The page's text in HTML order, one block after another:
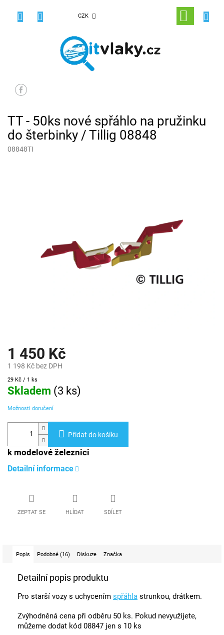
CZK
NÁKUPNÍ
KOŠÍK
TT - 50ks nové spřáhlo na pružinku
do šterbinky / Tillig 08848
08848TI
1 450 Kč
1 198 Kč bez DPH
Měrná
cena:
29 Kč / 1 ks
Skladem (3 ks)
Možnosti doručení
Přidat do košíku
k modelové železnici
Detailní informace
ZEPTAT SE HLÍDAT SDÍLET
Popis Podobné (16) Diskuze Značka
Detailní popis produktu
Pro starší vozy s uchycením spřáhla strunkou, drátkem.
Zvýhodněná cena při odběru 50 ks. Pokud nevyužijete,
můžeme dodat kód 08847 jen s 10 ks